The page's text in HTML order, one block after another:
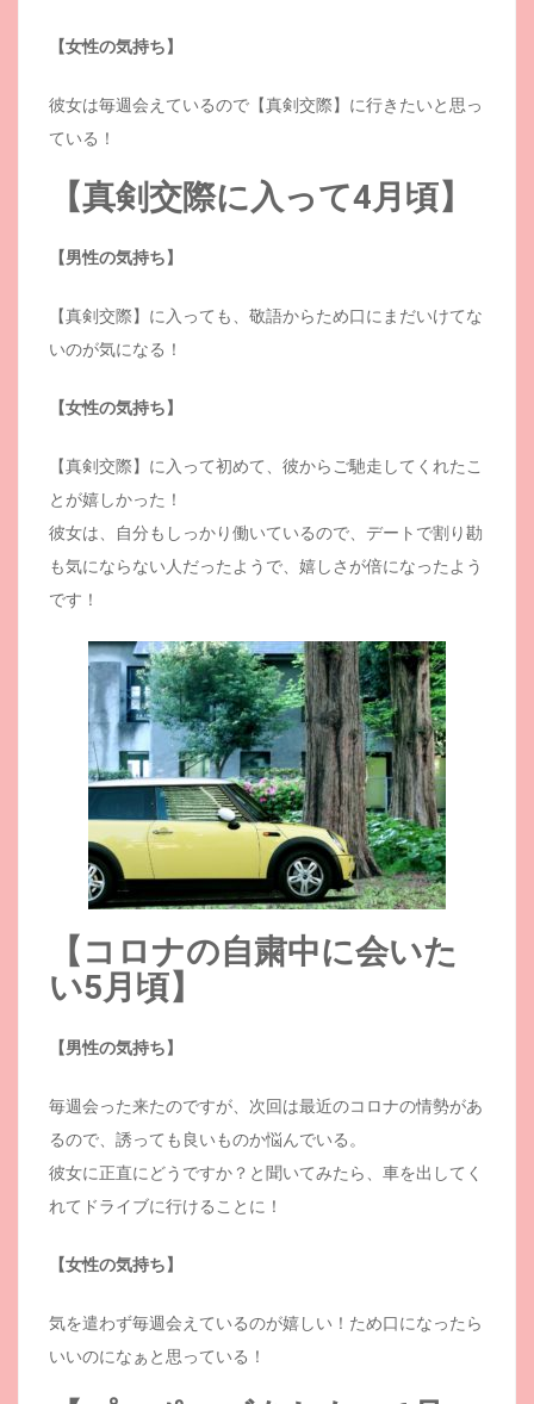
【女性の気持ち】
彼女は毎週会えているので【真剣交際】に行きたいと思っ
ている！
【真剣交際に入って4月頃】
【男性の気持ち】
【真剣交際】に入っても、敬語からため口にまだいけてな
いのが気になる！
【女性の気持ち】
【真剣交際】に入って初めて、彼からご馳走してくれたこ
とが嬉しかった！
彼女は、自分もしっかり働いているので、デートで割り勘
も気にならない人だったようで、嬉しさが倍になったよう
です！
【コロナの自粛中に会いた
い5月頃】
【男性の気持ち】
毎週会った来たのですが、次回は最近のコロナの情勢があ
るので、誘っても良いものか悩んでいる。
彼女に正直にどうですか？と聞いてみたら、車を出してく
れてドライブに行けることに！
【女性の気持ち】
気を遣わず毎週会えているのが嬉しい！ため口になったら
いいのになぁと思っている！